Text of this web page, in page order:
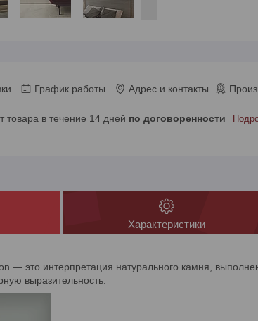
График работы Адрес и контакты
товара в течение 14 дней по договоренности
Характеристики
— это интерпретация натурального камня,
выразительность.